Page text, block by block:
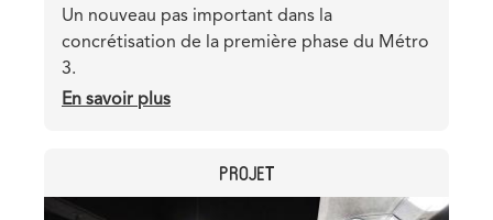
Un nouveau pas important dans la
concrétisation de la première phase du Métro
3.
En savoir plus
PROJET
Header
Image